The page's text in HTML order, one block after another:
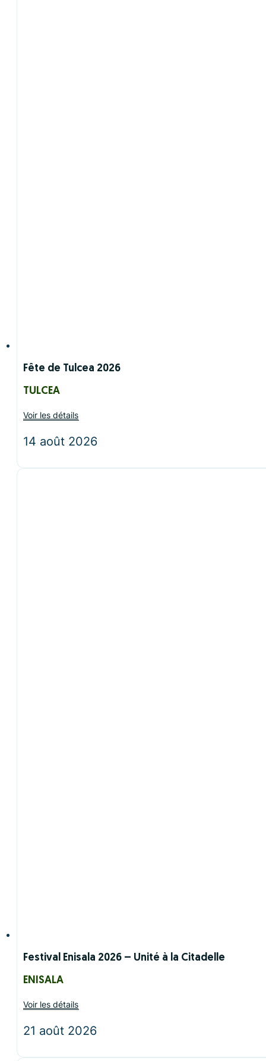
Fête de Tulcea 2026
TULCEA
Voir les détails
14 août 2026
Festival Enisala 2026 – Unité à la Citadelle
ENISALA
Voir les détails
21 août 2026